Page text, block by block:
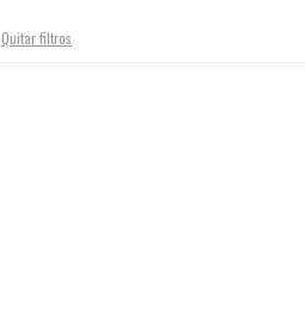
Quitar filtros